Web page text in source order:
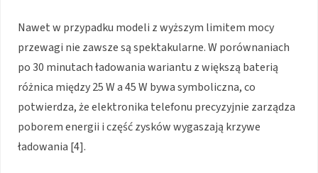
Nawet w przypadku modeli z wyższym limitem mocy
przewagi nie zawsze są spektakularne. W porównaniach
po 30 minutach ładowania wariantu z większą baterią
różnica między 25 W a 45 W bywa symboliczna, co
potwierdza, że elektronika telefonu precyzyjnie zarządza
poborem energii i część zysków wygaszają krzywe
ładowania [4].